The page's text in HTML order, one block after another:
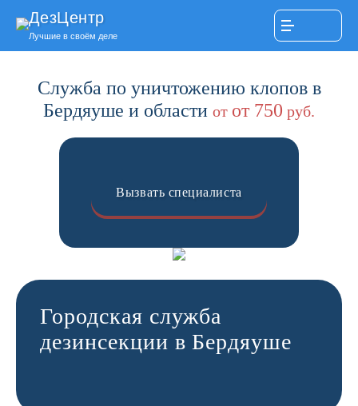
ДезЦентр
Лучшие в своём деле
Служба по уничтожению клопов в
Бердяуше и области от от 750 руб.
Вызвать специалиста
Городская служба
дезинсекции в Бердяуше